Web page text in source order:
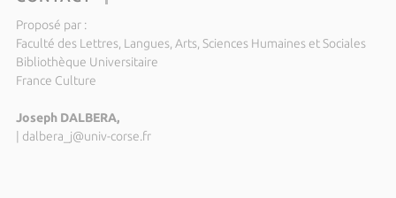
Proposé par :
Faculté des Lettres, Langues, Arts, Sciences Humaines et Sociales
Bibliothèque Universitaire
France Culture
Joseph DALBERA,
| dalbera_j@univ-corse.fr